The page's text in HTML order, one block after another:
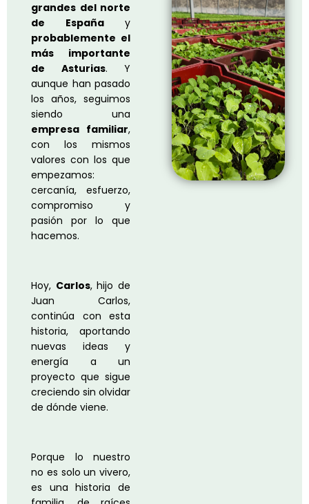
grandes del norte
de España y
probablemente el
más importante
de Asturias. Y
aunque han pasado
los años, seguimos
siendo una
empresa familiar,
con los mismos
valores con los que
empezamos:
cercanía, esfuerzo,
compromiso y
pasión por lo que
hacemos.
Hoy, Carlos, hijo de
Juan Carlos,
continúa con esta
historia, aportando
nuevas ideas y
energía a un
proyecto que sigue
creciendo sin olvidar
de dónde viene.
Porque lo nuestro
no es solo un vivero,
es una historia de